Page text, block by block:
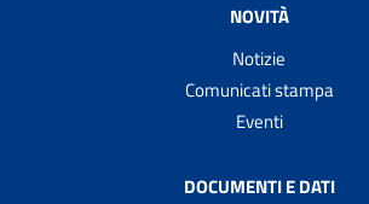
NOVITÀ
Notizie
Comunicati stampa
Eventi
DOCUMENTI E DATI